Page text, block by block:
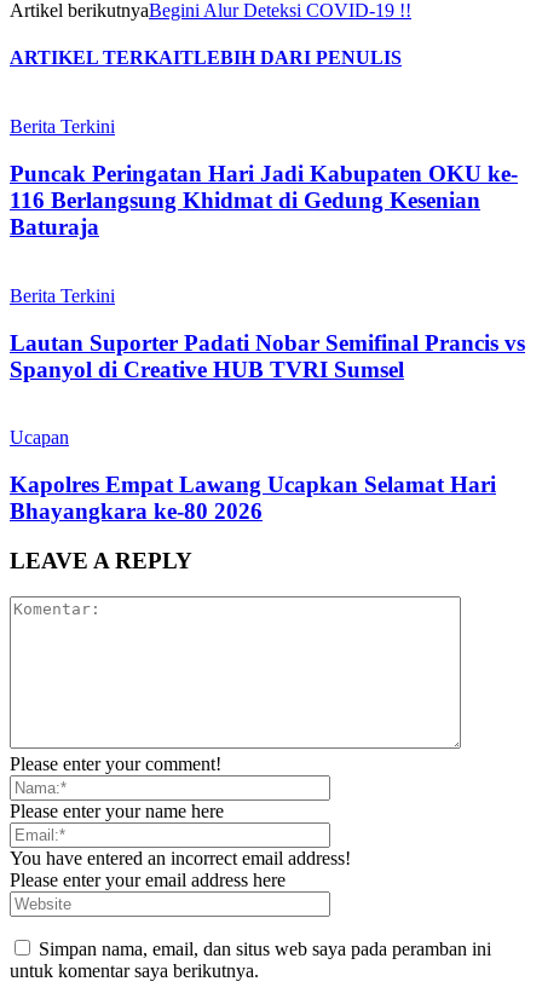
Artikel berikutnyaBegini Alur Deteksi COVID-19 !!
ARTIKEL TERKAITLEBIH DARI PENULIS
Berita Terkini
Puncak Peringatan Hari Jadi Kabupaten OKU ke-
116 Berlangsung Khidmat di Gedung Kesenian
Baturaja
Berita Terkini
Lautan Suporter Padati Nobar Semifinal Prancis vs
Spanyol di Creative HUB TVRI Sumsel
Ucapan
Kapolres Empat Lawang Ucapkan Selamat Hari
Bhayangkara ke-80 2026
LEAVE A REPLY
Please enter your comment!
Please enter your name here
You have entered an incorrect email address!
Please enter your email address here
Simpan nama, email, dan situs web saya pada peramban ini
untuk komentar saya berikutnya.